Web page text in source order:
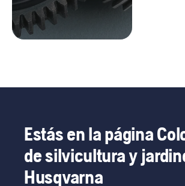
Estás en la página
de silvicultura y
Husqvarna